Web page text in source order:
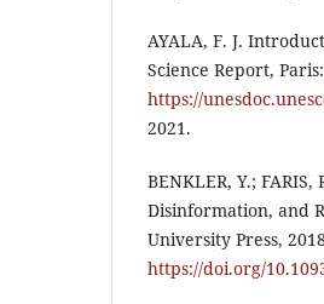
AYALA, F. J.
Science Report,
https://
2021.
BENKLER, Y.;
Disinformation, and
University Press,
https://doi.org/